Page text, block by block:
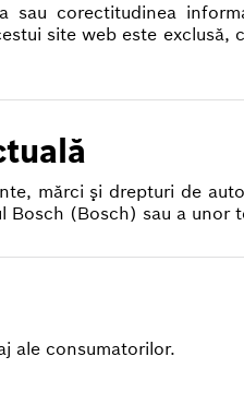
corectitudinea
site web este exclusă,
mărci şi drepturi de
Bosch (Bosch) sau a unor
ale consumatorilor.